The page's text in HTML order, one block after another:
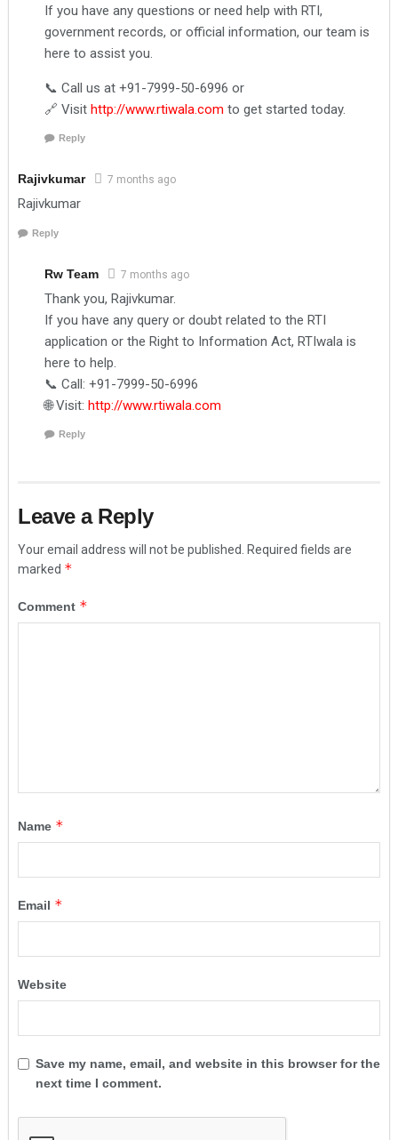
If you have any questions or need help with RTI,
government records, or official information, our team is
here to assist you.
📞 Call us at +91-7999-50-6996 or
🔗 Visit http://www.rtiwala.com to get started today.
Reply
Rajivkumar 7 months ago
Rajivkumar
Reply
Rw Team 7 months ago
Thank you, Rajivkumar.
If you have any query or doubt related to the RTI
application or the Right to Information Act, RTIwala is
here to help.
📞 Call: +91-7999-50-6996
🌐 Visit: http://www.rtiwala.com
Reply
Leave a Reply
Your email address will not be published. Required fields are
marked *
Comment *
Name *
Email *
Website
Save my name, email, and website in this browser for the
next time I comment.